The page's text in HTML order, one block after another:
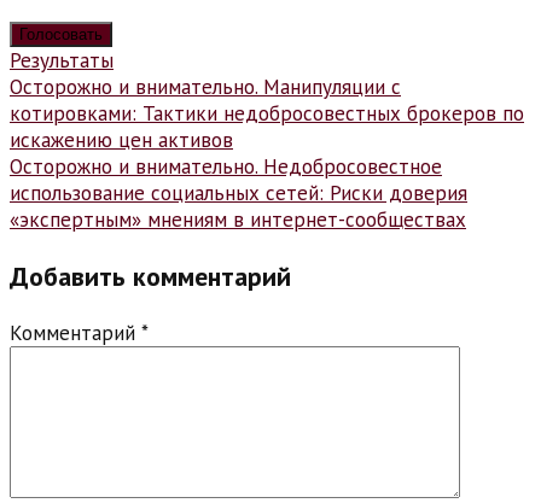
Результаты
Навигация
по
записям
Осторожно и внимательно. Манипуляции с
котировками: Тактики недобросовестных брокеров по
искажению цен активов
Осторожно и внимательно. Недобросовестное
использование социальных сетей: Риски доверия
«экспертным» мнениям в интернет-сообществах
Добавить комментарий
Комментарий *